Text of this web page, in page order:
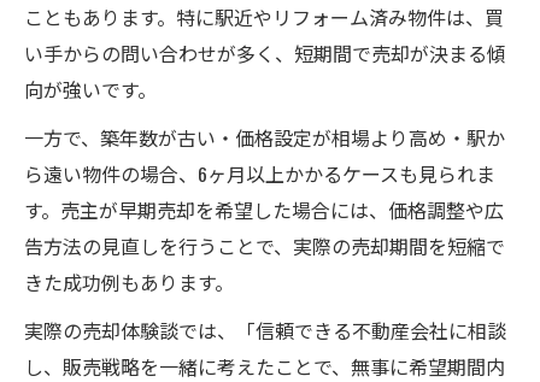
こともあります。特に駅近やリフォーム済み物件は、買
い手からの問い合わせが多く、短期間で売却が決まる傾
向が強いです。
一方で、築年数が古い・価格設定が相場より高め・駅か
ら遠い物件の場合、6ヶ月以上かかるケースも見られま
す。売主が早期売却を希望した場合には、価格調整や広
告方法の見直しを行うことで、実際の売却期間を短縮で
きた成功例もあります。
実際の売却体験談では、「信頼できる不動産会社に相談
し、販売戦略を一緒に考えたことで、無事に希望期間内